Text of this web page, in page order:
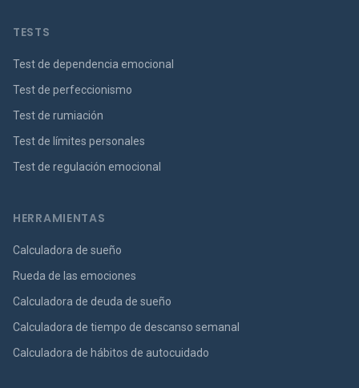
TESTS
Test de dependencia emocional
Test de perfeccionismo
Test de rumiación
Test de límites personales
Test de regulación emocional
HERRAMIENTAS
Calculadora de sueño
Rueda de las emociones
Calculadora de deuda de sueño
Calculadora de tiempo de descanso semanal
Calculadora de hábitos de autocuidado